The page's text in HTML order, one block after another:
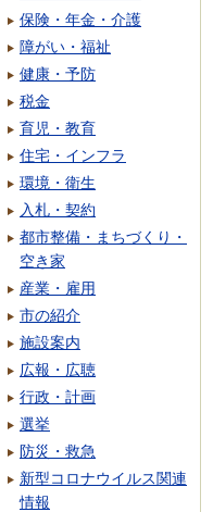
保険・年金・介護
障がい・福祉
健康・予防
税金
育児・教育
住宅・インフラ
環境・衛生
入札・契約
都市整備・まちづくり・
空き家
産業・雇用
市の紹介
施設案内
広報・広聴
行政・計画
選挙
防災・救急
新型コロナウイルス関連
情報